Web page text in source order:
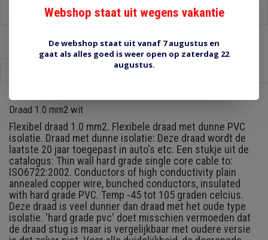
Afdrukken
Reviews (0)
Draad 1.0 mm2 wit
Flexibel draad 1.0 mm2. Flexibele draad met dunne PVC
isolatie. Draad met dunne isolatie: Deze draad wordt de
laatste 20 jaar toegepast in auto's etc. Een stukje uit de
catalogus: Thin wall hard grade single core cable to:
ISO6722:2002. Conductors of high conductivity plain
annealed copper wire, bunched conductors, insulated
with hard grade PVC. Temp -45 tot 105 graden celcius.
Deze draad is veel dunner dan draad met het oude type
isolatie. 'hard grade pvc' doet misschien vermoeden dat
de draad stug is maar is vergelijkbaar met oudere versie
Webshop staat uit wegens vakantie
De webshop staat uit vanaf 7 augustus en
gaat als alles goed is weer open op zaterdag 22
augustus.